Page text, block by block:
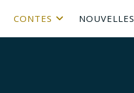
CONTES NOUVELLES